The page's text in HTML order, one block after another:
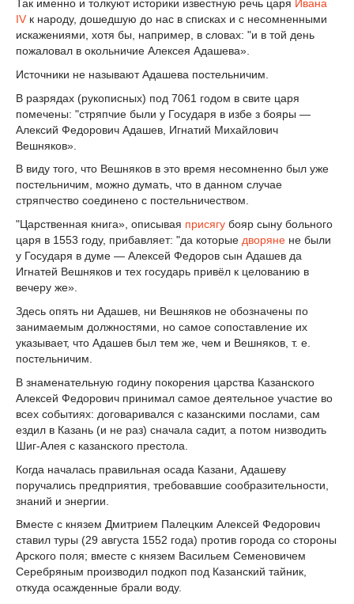
Так именно и толкуют историки известную речь царя Ивана
IV к народу, дошедшую до нас в списках и с несомненными
искажениями, хотя бы, например, в словах: "и в той день
пожаловал в окольничие Алексея Адашева».
Источники не называют Адашева постельничим.
В разрядах (рукописных) под 7061 годом в свите царя
помечены: "стряпчие были у Государя в избе з бояры —
Алексий Федорович Адашев, Игнатий Михайлович
Вешняков».
В виду того, что Вешняков в это время несомненно был уже
постельничим, можно думать, что в данном случае
стряпчество соединено с постельничеством.
"Царственная книга», описывая присягу бояр сыну больного
царя в 1553 году, прибавляет: "да которые дворяне не были
у Государя в думе — Алексей Федоров сын Адашев да
Игнатей Вешняков и тех государь привёл к целованию в
вечеру же».
Здесь опять ни Адашев, ни Вешняков не обозначены по
занимаемым должностями, но самое сопоставление их
указывает, что Адашев был тем же, чем и Вешняков, т. е.
постельничим.
В знаменательную годину покорения царства Казанского
Алексей Федорович принимал самое деятельное участие во
всех событиях: договаривался с казанскими послами, сам
ездил в Казань (и не раз) сначала садит, а потом низводить
Шиг-Алея с казанского престола.
Когда началась правильная осада Казани, Адашеву
поручались предприятия, требовавшие сообразительности,
знаний и энергии.
Вместе с князем Дмитрием Палецким Алексей Федорович
ставил туры (29 августа 1552 года) против города со стороны
Арского поля; вместе с князем Васильем Семеновичем
Серебряным производил подкоп под Казанский тайник,
откуда осажденные брали воду.